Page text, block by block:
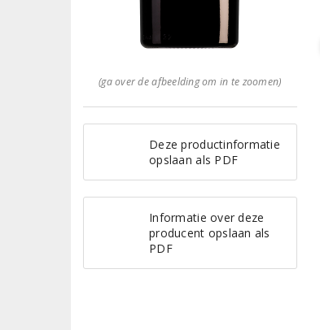
(ga over de afbeelding om in te zoomen)
Deze productinformatie
opslaan als PDF
Informatie over deze
producent opslaan als
PDF